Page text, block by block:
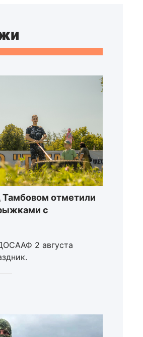
отметили
с
2 августа